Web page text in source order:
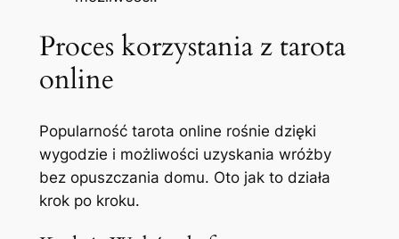
Proces korzystania z tarota
online
Popularność tarota online rośnie dzięki
wygodzie i możliwości uzyskania wróżby
bez opuszczania domu. Oto jak to działa
krok po kroku.